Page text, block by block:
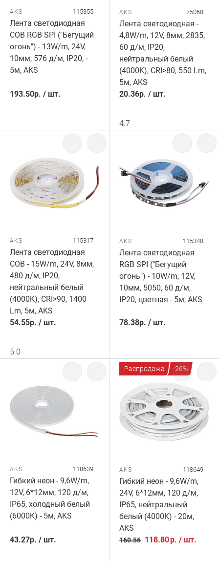
AKS 115355
Лента светодиодная
COB RGB SPI ("Бегущий
огонь") - 13W/m, 24V,
10мм, 576 д/м, IP20, -
5м, AKS
193.50р. / шт.
AKS 75068
Лента светодиодная -
4,8W/m, 12V, 8мм, 2835,
60 д/м, IP20,
нейтральный белый
(4000K), CRI>80, 550 Lm,
5м, AKS
20.36р. / шт.
4.7
AKS 115317
Лента светодиодная
COB - 15W/m, 24V, 8мм,
480 д/м, IP20,
нейтральный белый
(4000K), CRI>90, 1400
Lm, 5м, AKS
54.55р. / шт.
5.0
AKS 115348
Лента светодиодная
RGB SPI ("Бегущий
огонь") - 10W/m, 12V,
10мм, 5050, 60 д/м,
IP20, цветная - 5м, AKS
78.38р. / шт.
AKS 118639
Гибкий неон - 9,6W/m,
12V, 6*12мм, 120 д/м,
IP65, холодный белый
(6000K) - 5м, AKS
43.27р. / шт.
Распродажа - 26%
AKS 118649
Гибкий неон - 9,6W/m,
24V, 6*12мм, 120 д/м,
IP65, нейтральный
белый (4000K) - 20м,
AKS
160.56 118.80р. / шт.